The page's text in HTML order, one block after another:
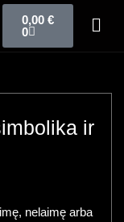
0,00 €
0
ir
nelaimę arba